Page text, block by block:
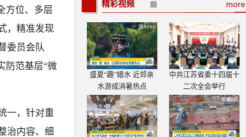
方位、多层
，精准发现
委员会队
防范基层“微
一，针对重
治内容、细
more
精彩视频
盛夏“趣”嬉水 近郊亲
水游成消暑热点
中共江苏省委十四届十
二次全会举行